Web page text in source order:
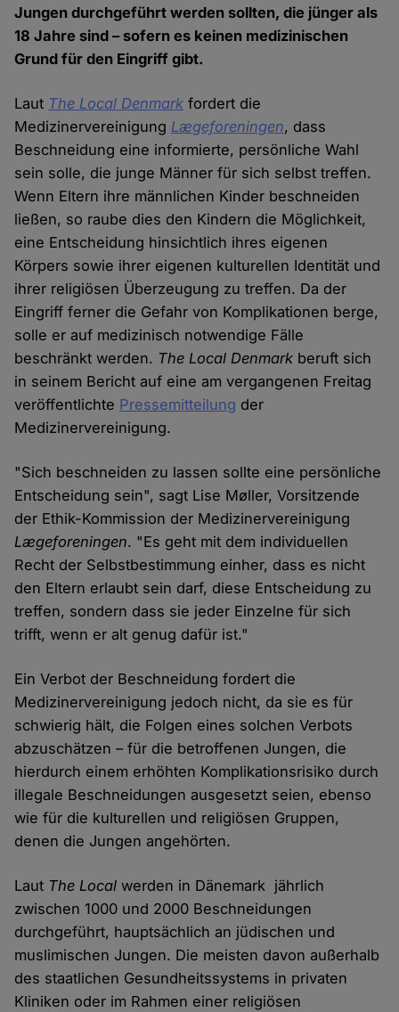
Jungen durchgeführt werden sollten, die jünger als
18 Jahre sind – sofern es keinen medizinischen
Grund für den Eingriff gibt.
Laut The Local Denmark fordert die
Medizinervereinigung Lægeforeningen, dass
Beschneidung eine informierte, persönliche Wahl
sein solle, die junge Männer für sich selbst treffen.
Wenn Eltern ihre männlichen Kinder beschneiden
ließen, so raube dies den Kindern die Möglichkeit,
eine Entscheidung hinsichtlich ihres eigenen
Körpers sowie ihrer eigenen kulturellen Identität und
ihrer religiösen Überzeugung zu treffen. Da der
Eingriff ferner die Gefahr von Komplikationen berge,
solle er auf medizinisch notwendige Fälle
beschränkt werden. The Local Denmark beruft sich
in seinem Bericht auf eine am vergangenen Freitag
veröffentlichte Pressemitteilung der
Medizinervereinigung.
"Sich beschneiden zu lassen sollte eine persönliche
Entscheidung sein", sagt Lise Møller, Vorsitzende
der Ethik-Kommission der Medizinervereinigung
Lægeforeningen. "Es geht mit dem individuellen
Recht der Selbstbestimmung einher, dass es nicht
den Eltern erlaubt sein darf, diese Entscheidung zu
treffen, sondern dass sie jeder Einzelne für sich
trifft, wenn er alt genug dafür ist."
Ein Verbot der Beschneidung fordert die
Medizinervereinigung jedoch nicht, da sie es für
schwierig hält, die Folgen eines solchen Verbots
abzuschätzen – für die betroffenen Jungen, die
hierdurch einem erhöhten Komplikationsrisiko durch
illegale Beschneidungen ausgesetzt seien, ebenso
wie für die kulturellen und religiösen Gruppen,
denen die Jungen angehörten.
Laut The Localwerden in Dänemark jährlich
zwischen 1000 und 2000 Beschneidungen
durchgeführt, hauptsächlich an jüdischen und
muslimischen Jungen. Die meisten davon außerhalb
des staatlichen Gesundheitssystems in privaten
Kliniken oder im Rahmen einer religiösen